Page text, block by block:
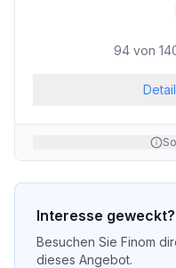
94von
Interesse geweckt?
Besuchen Sie Finom
dieses Angebot.